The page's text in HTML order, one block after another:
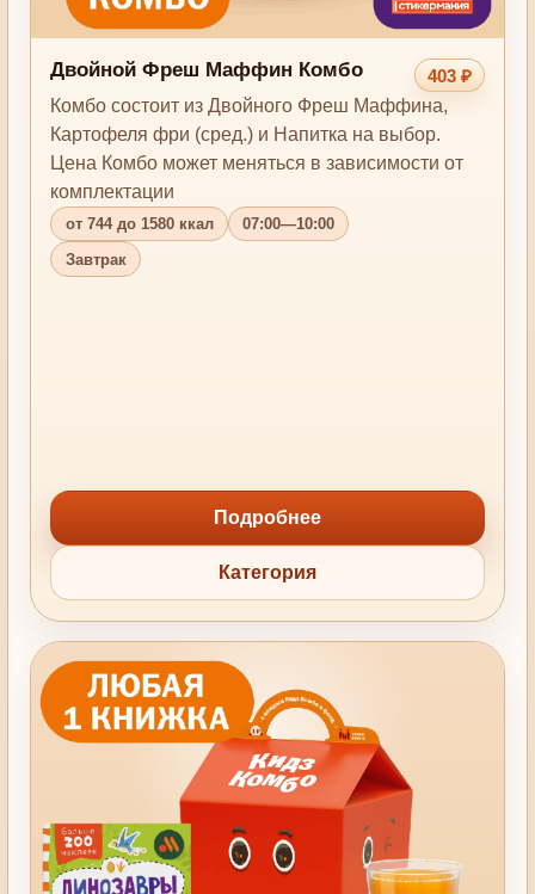
Двойной Фреш Маффин Комбо
403 ₽
Комбо состоит из Двойного Фреш Маффина,
Картофеля фри (сред.) и Напитка на выбор.
Цена Комбо может меняться в зависимости от
комплектации
от 744 до 1580 ккал
07:00—10:00
Завтрак
Подробнее
Категория